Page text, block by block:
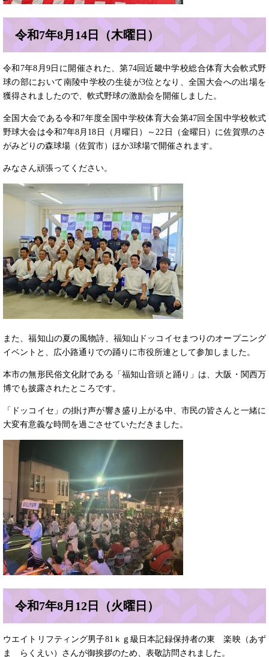
令和7年8月14日（木曜日）
令和7年8月9日に開催された、第74回近畿中学校総合体育大会軟式野
球の部において南陵中学校の生徒が3位となり、全国大会への出場を
獲得されましたので、軟式野球の激励会を開催しました。
全国大会である令和7年度全国中学校体育大会第47回全国中学校軟式
野球大会は令和7年8月18日（月曜日）～22日（金曜日）に佐賀県のさ
がみどりの森球場（佐賀市）ほか3球場で開催されます。
みなさん頑張ってください。
また、福知山の夏の風物詩、福知山ドッコイセまつりのオープニング
イベントと、広小路通りでの踊りに市役所連として参加しました。
本市の無形民俗文化財である「福知山音頭と踊り」は、大阪・関西万
博でも披露されたところです。
「ドッコイセ」の掛け声が響き盛り上がる中、市民の皆さんと一緒に
大変有意義な時間を過ごさせていただきました。
令和7年8月12日（火曜日）
ウエイトリフティング男子81ｋｇ級日本記録保持者の東 楽映（あず
ま らくえい）さんが御挨拶のため、表敬訪問されました。